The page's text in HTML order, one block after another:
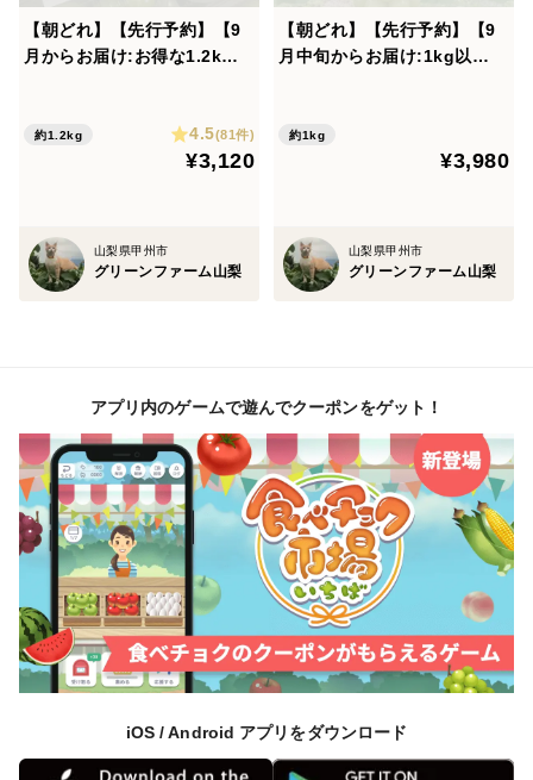
安全を100%保証するものではありません。輸送中の不
測の事態などで商品の一部が痛む場合もございますので
可能であれば、到着時にその場で商品の状態を配達員さ
んと確認されることをお勧めします。
万が一、商品に痛みが生じていた場合は、そのままの状
態で写真撮影し、食べチョク運営事務局までご連絡くだ
代替え品と痛んだ商品を交換するかたちで補償が完了致
しますので、お手数ですが代替え品がお手元に届くまで
は痛んだ商品をそのままの状態で保管していただき、代
替え品をお届けする配達員さんにお渡しするようお願い
致します。
輸送時の状況などて房から粒が1〜3粒ほど脱粒してしま
う場合はございます。3粒程度までの脱粒は不可抗力と
させていただいておりますので、何卒ご理解のほどよろ
しくお願い致します。
発送4日前以降のお届け日指定の変更はお受けできませ
んので何卒よろしくお願い致します。
【朝どれ】【先行予約】【9
月からお届け:お得な1.2k
入り〜(1セット6パック1.2k
約1.2kg 4.5(81件)
¥3,120
山梨県甲州市
グリーンファーム山梨
【朝どれ】【先行予約】【9
月中旬からお届け:1kg以
約1kg
¥3,980
山梨県甲州市
グリーンファーム山梨
アプリ内のゲームで遊んでクーポンをゲット！
iOS / Android アプリをダウンロード